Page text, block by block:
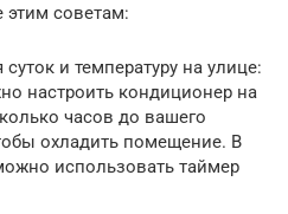
этим советам:
и температуру на улице:
настроить кондиционер на
часов до вашего
охладить помещение. В
использовать таймер